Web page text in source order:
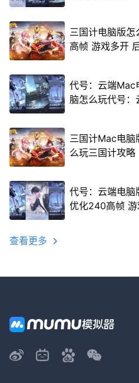
三国计电脑版
高帧 游戏多开
代号：云端Mac
脑怎么玩代号：
三国计Mac电脑
么玩三国计攻略
代号：云端电脑
优化240高帧
查看更多